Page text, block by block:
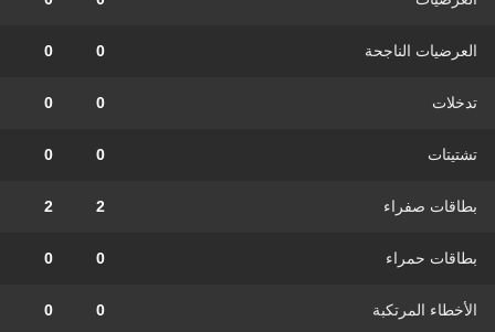
العرضيات الناجحة 0
0
تدخلات 0
0
تشتيتات 0
0
بطاقات صفراء 2
2
بطاقات حمراء 0
0
الأخطاء المرتكبة 0
0